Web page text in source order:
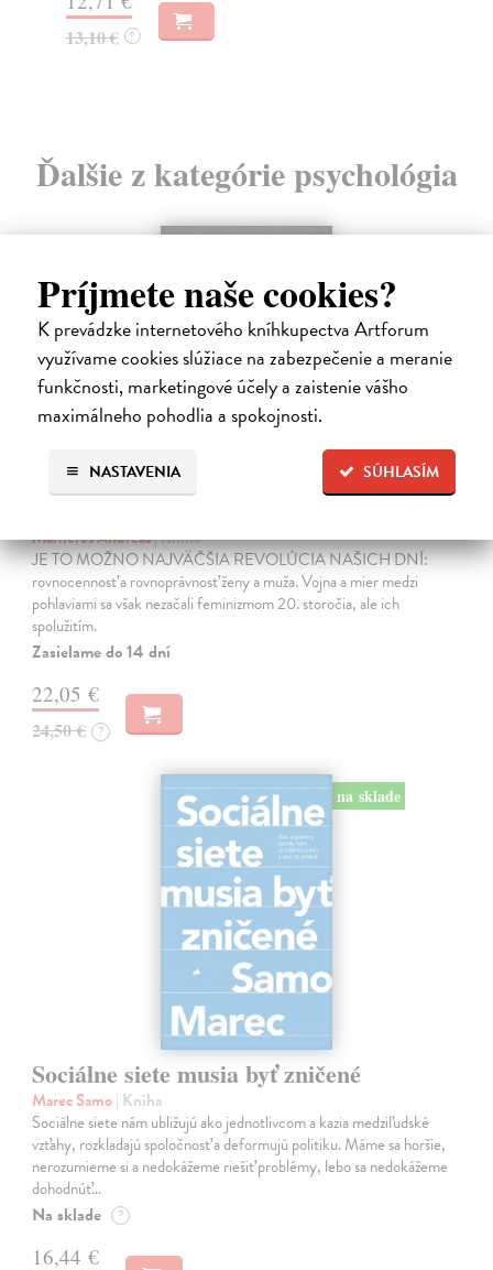
Príjmete naše cookies?
K prevádzke internetového kníhkupectva Artforum
využívame cookies slúžiace na zabezpečenie a meranie
funkčnosti, marketingové účely a zaistenie vášho
maximálneho pohodlia a spokojnosti.
SÚHLASÍM
NASTAVENIA
13,10 € ?
Ďalšie z kategórie psychológia
Marneros Andreas| Kniha
JE TO MOŽNO NAJVÄČŠIA REVOLÚCIA NAŠICH DNÍ:
rovnocennosť a rovnoprávnosť ženy a muža. Vojna a mier medzi
pohlaviami sa však nezačali feminizmom 20. storočia, ale ich
spolužitím.
Zasielame do 14 dní
22,05 €
24,50 € ?
na sklade
Sociálne siete musia byť zničené
Marec Samo| Kniha
Sociálne siete nám ubližujú ako jednotlivcom a kazia medziľudské
vzťahy, rozkladajú spoločnosť a deformujú politiku. Máme sa horšie,
nerozumieme si a nedokážeme riešiť problémy, lebo sa nedokážeme
dohodnúť…
Na sklade ?
16,44 €